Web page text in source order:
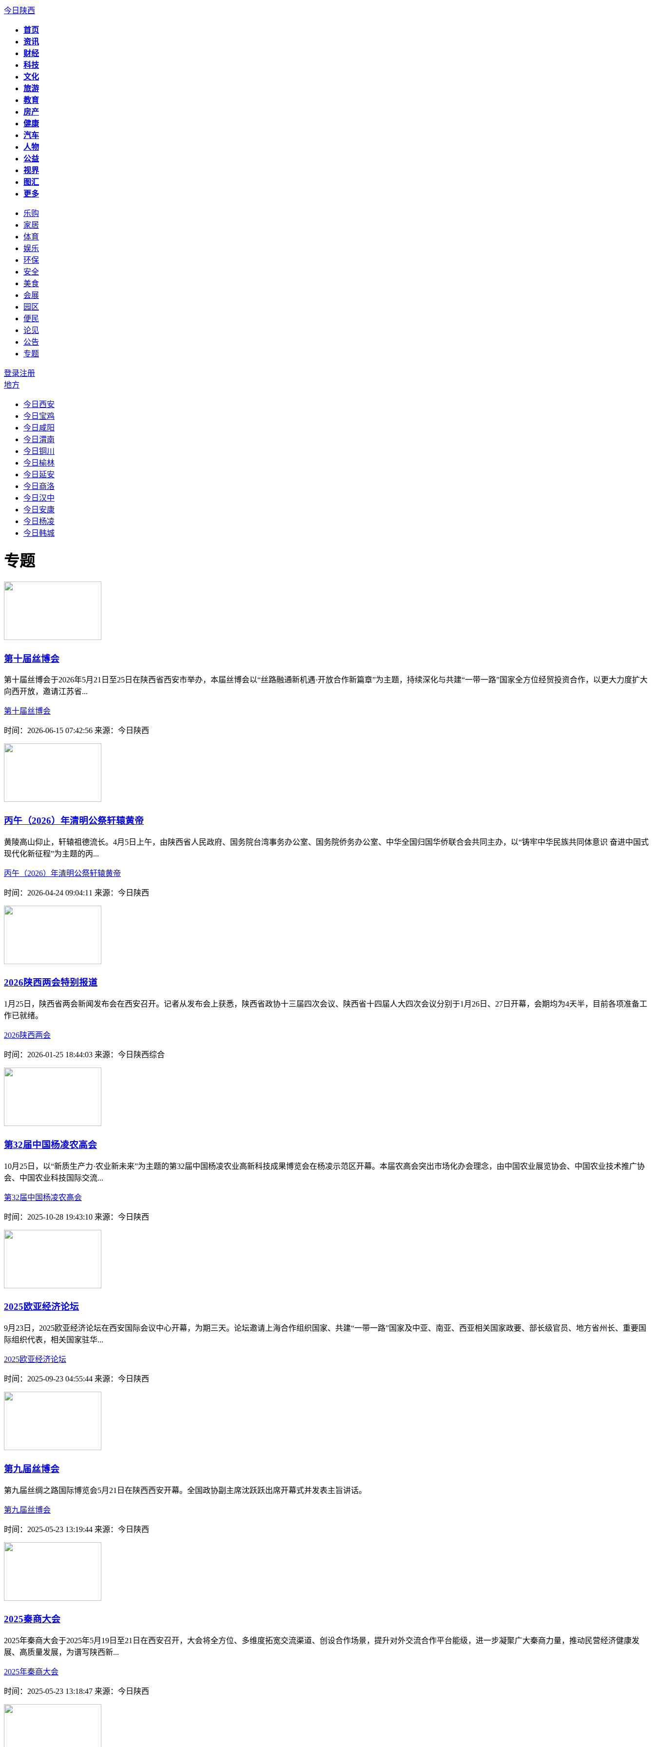
今日陕西
首页
资讯
财经
科技
文化
旅游
教育
房产
健康
汽车
人物
公益
视界
图汇
更多
乐购
家居
体育
娱乐
环保
安全
美食
会展
园区
便民
论见
公告
专题
登录注册
地方
今日西安
今日宝鸡
今日咸阳
今日渭南
今日铜川
今日榆林
今日延安
今日商洛
今日汉中
今日安康
今日杨凌
今日韩城
专题
第十届丝博会
第十届丝博会于2026年5月21日至25日在陕西省西安市举办，本届丝博会以“丝路融通新机遇·开放合作新篇章”为主题，持续深化与共建“一带一路”国家全方位经贸投资合作，以更大力度扩大
向西开放，邀请江苏省...
第十届丝博会
时间：2026-06-15 07:42:56 来源：今日陕西
丙午（2026）年清明公祭轩辕黄帝
黄陵高山仰止，轩辕祖德流长。4月5日上午，由陕西省人民政府、国务院台湾事务办公室、国务院侨务办公室、中华全国归国华侨联合会共同主办，以“铸牢中华民族共同体意识 奋进中国式
现代化新征程”为主题的丙...
丙午（2026）年清明公祭轩辕黄帝
时间：2026-04-24 09:04:11 来源：今日陕西
2026陕西两会特别报道
1月25日，陕西省两会新闻发布会在西安召开。记者从发布会上获悉，陕西省政协十三届四次会议、陕西省十四届人大四次会议分别于1月26日、27日开幕，会期均为4天半，目前各项准备工
作已就绪。
2026陕西两会
时间：2026-01-25 18:44:03 来源：今日陕西综合
第32届中国杨凌农高会
10月25日，以“新质生产力·农业新未来”为主题的第32届中国杨凌农业高新科技成果博览会在杨凌示范区开幕。本届农高会突出市场化办会理念，由中国农业展览协会、中国农业技术推广协
会、中国农业科技国际交流...
第32届中国杨凌农高会
时间：2025-10-28 19:43:10 来源：今日陕西
2025欧亚经济论坛
9月23日，2025欧亚经济论坛在西安国际会议中心开幕，为期三天。论坛邀请上海合作组织国家、共建“一带一路”国家及中亚、南亚、西亚相关国家政要、部长级官员、地方省州长、重要国
际组织代表，相关国家驻华...
2025欧亚经济论坛
时间：2025-09-23 04:55:44 来源：今日陕西
第九届丝博会
第九届丝绸之路国际博览会5月21日在陕西西安开幕。全国政协副主席沈跃跃出席开幕式并发表主旨讲话。
第九届丝博会
时间：2025-05-23 13:19:44 来源：今日陕西
2025秦商大会
2025年秦商大会于2025年5月19日至21日在西安召开，大会将全方位、多维度拓宽交流渠道、创设合作场景，提升对外交流合作平台能级，进一步凝聚广大秦商力量，推动民营经济健康发
展、高质量发展，为谱写陕西新...
2025年秦商大会
时间：2025-05-23 13:18:47 来源：今日陕西